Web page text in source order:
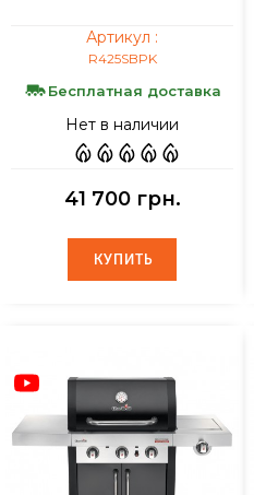
Артикул :
R425SBPK
Бесплатная доставка
Нет в наличии
41 700 грн.
КУПИТЬ
КУПИТЬ